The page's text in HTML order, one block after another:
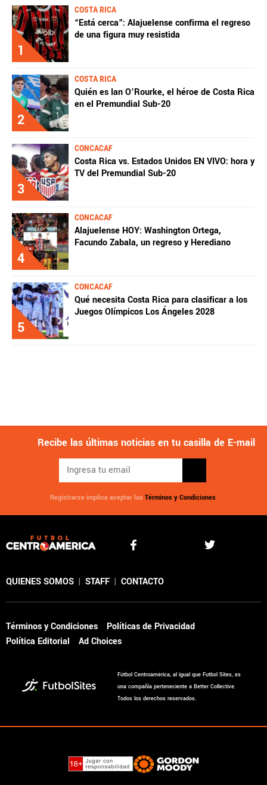
1
COSTA RICA
“Está cerca”: Alajuelense confirma el regreso
de una figura muy resistida
2
COSTA RICA
Quién es Ian O’Rourke, el héroe de Costa Rica
en el Premundial Sub-20
3
CONCACAF
Costa Rica vs. Estados Unidos EN VIVO: hora y
TV del Premundial Sub-20
4
CONCACAF
Alajuelense HOY: Washington Ortega,
Facundo Zabala, un regreso y Herediano
5
CONCACAF
Qué necesita Costa Rica para clasificar a los
Juegos Olímpicos Los Ángeles 2028
Recibe las últimas noticias en tu casilla de E-mail
Registrarse implica aceptar los Términos y Condiciones
QUIENES SOMOS | STAFF | CONTACTO
Términos y Condiciones
Políticas de Privacidad
Política Editorial
Ad Choices
Fútbol Centroamérica, al igual que Futbol Sites, es
una compañía perteneciente a Better Collective.
Todos los derechos reservados.